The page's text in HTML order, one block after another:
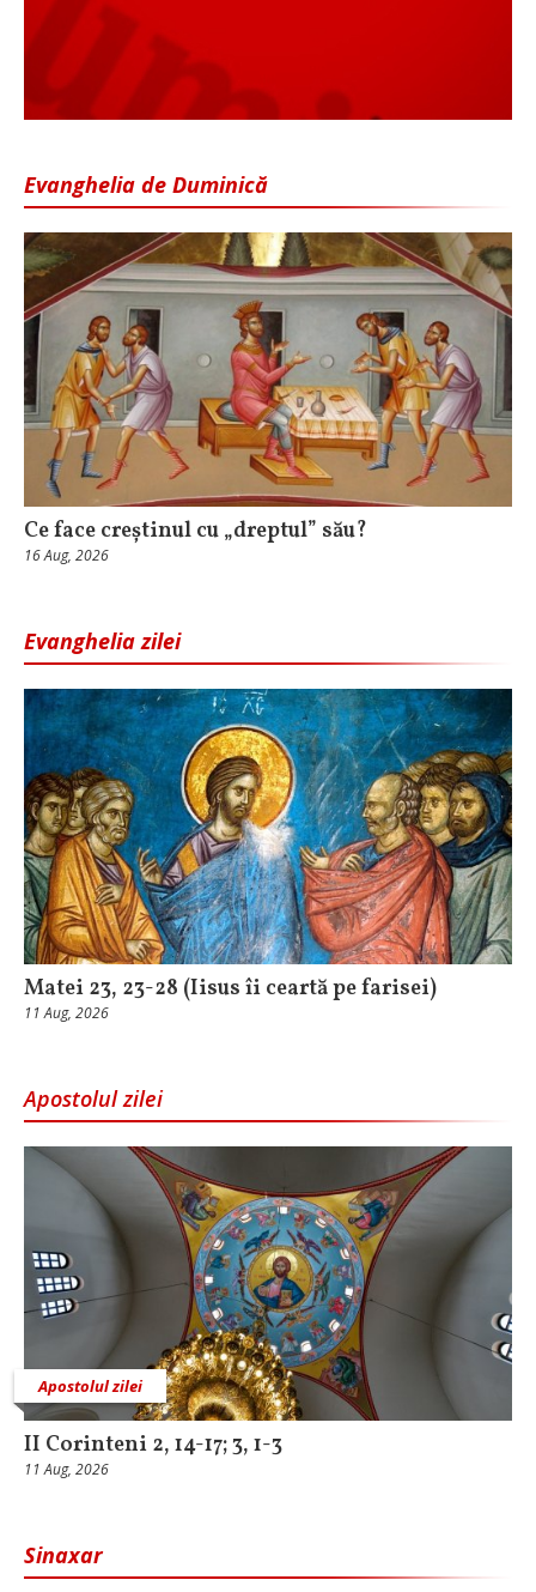
Evanghelia de Duminică
Ce face creștinul cu „dreptul” său?
16 Aug, 2026
Evanghelia zilei
Matei 23, 23-28 (Iisus îi ceartă pe farisei)
11 Aug, 2026
Apostolul zilei
Apostolul zilei
II Corinteni 2, 14-17; 3, 1-3
11 Aug, 2026
Sinaxar